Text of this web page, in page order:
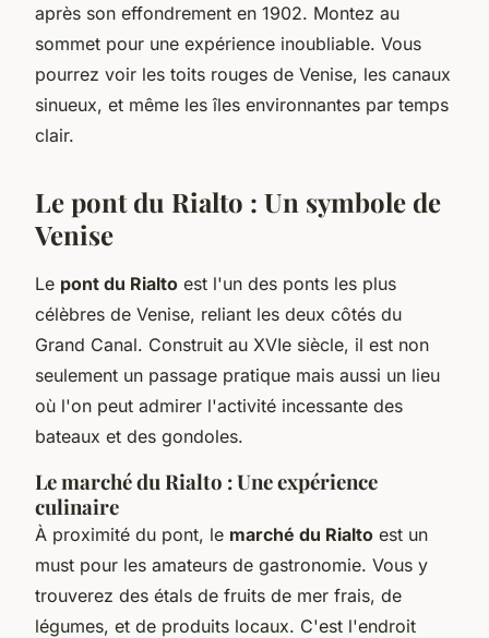
après son effondrement en 1902. Montez au
sommet pour une expérience inoubliable. Vous
pourrez voir les toits rouges de Venise, les canaux
sinueux, et même les îles environnantes par temps
clair.
Le pont du Rialto : Un symbole de
Venise
Le pont du Rialto est l'un des ponts les plus
célèbres de Venise, reliant les deux côtés du
Grand Canal. Construit au XVIe siècle, il est non
seulement un passage pratique mais aussi un lieu
où l'on peut admirer l'activité incessante des
bateaux et des gondoles.
Le marché du Rialto : Une expérience
culinaire
À proximité du pont, le marché du Rialto est un
must pour les amateurs de gastronomie. Vous y
trouverez des étals de fruits de mer frais, de
légumes, et de produits locaux. C'est l'endroit